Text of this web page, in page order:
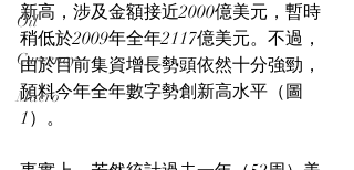
Oil
Currency
Macro
新高，涉及金額接近2000億美元，暫時
稍低於2009年全年2117億美元。不過，
由於目前集資增長勢頭依然十分強勁，
預料今年全年數字勢創新高水平（圖
1）。